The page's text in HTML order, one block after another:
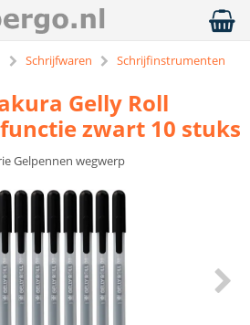
Schrijfwaren
Schrijfinstrumenten
Gelly Roll
zwart 10 stuks
Gelpennen wegwerp